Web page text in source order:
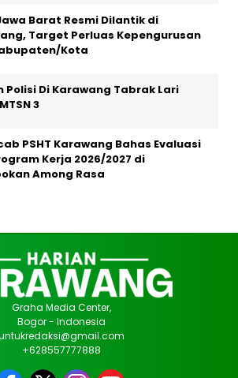
Barat Resmi Dilantik di
Target Perluas Kepengurusan
Kota
Polisi Di Karawang Tabrak Lari
3
PSHT Karawang Bahas Evaluasi
Kerja 2026/2027 di
Among Rasa
Graha Media Center,
Bogor - Indonesia
+628557777888